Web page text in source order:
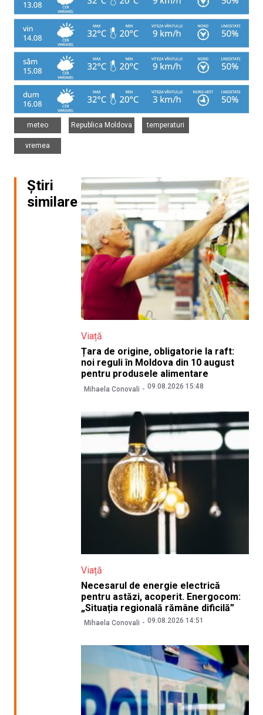
meteo
Republica Moldova
temperaturi
vremea
Știri
similare
Viață
Țara de origine, obligatorie la raft:
noi reguli în Moldova din 10 august
pentru produsele alimentare
Mihaela Conovali 09.08.2026 15:48
Viață
Necesarul de energie electrică
pentru astăzi, acoperit. Energocom:
„Situația regională rămâne dificilă”
Mihaela Conovali 09.08.2026 14:51